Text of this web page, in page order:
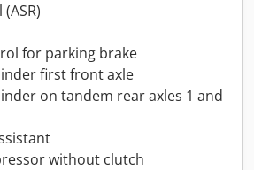
for parking brake
first front axle
on tandem rear axles 1 and
without clutch